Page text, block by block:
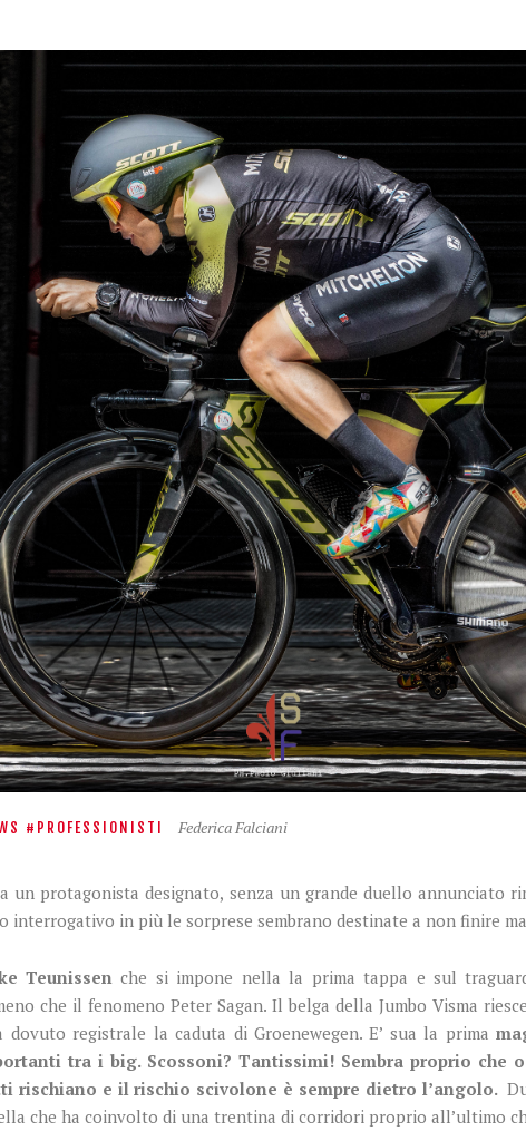
PROFESSIONISTI Federica Falciani
un protagonista designato, senza un grande duello annunciato
in più le sorprese sembrano destinate a non finire
Teunissenche si impone nella la prima tappa e sul
che il fenomeno Peter Sagan. Il belga della Jumbo Visma
registrale la caduta di Groenewegen. E’ sua la prima
tra i big. Scossoni? Tantissimi! Sembra proprio che
rischiano e il rischio scivolone è sempre dietro l’angolo.
che ha coinvolto di una trentina di corridori proprio all’ultimo